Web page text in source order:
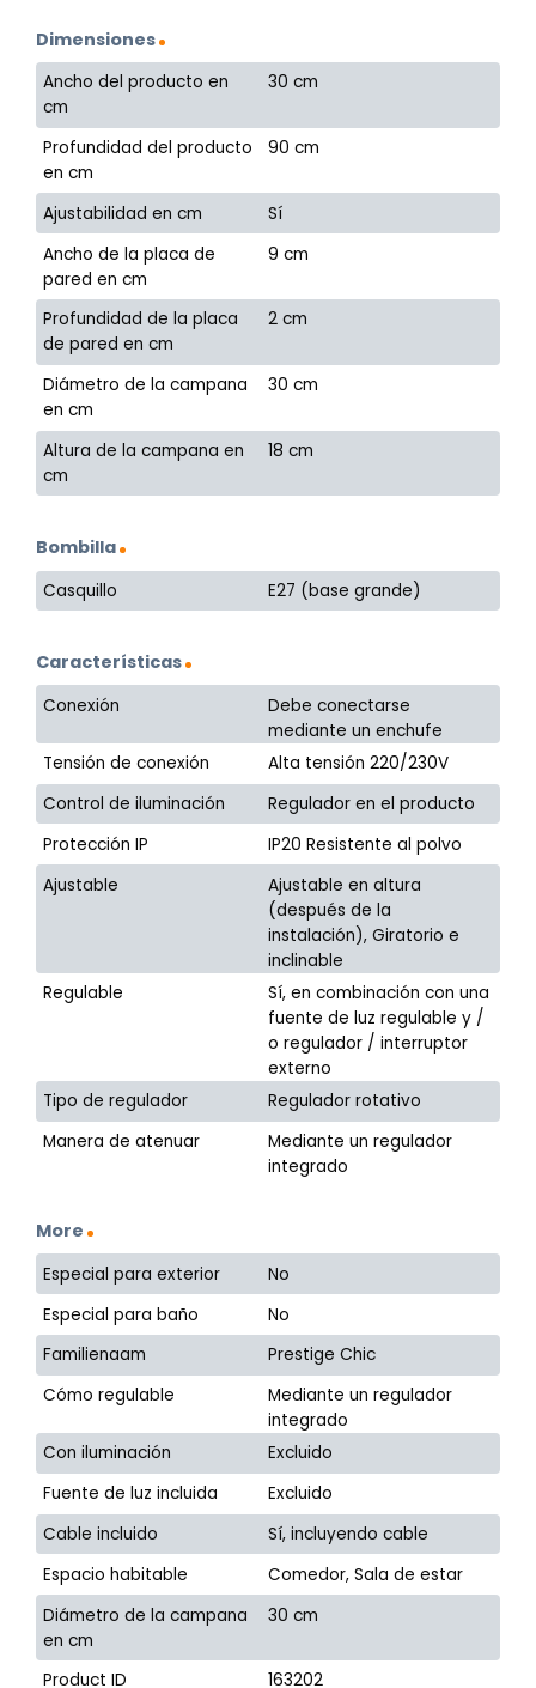
Dimensiones
Ancho del producto en
cm
30 cm
Profundidad del producto
en cm
90 cm
Ajustabilidad en cm
Sí
Ancho de la placa de
pared en cm
9 cm
Profundidad de la placa
de pared en cm
2 cm
Diámetro de la campana
en cm
30 cm
Altura de la campana en
cm
18 cm
Bombilla
Casquillo E27 (base grande)
Características
Conexión
Debe conectarse
mediante un enchufe
Tensión de conexión
Alta tensión 220/230V
Control de iluminación
Regulador en el producto
Protección IP
IP20 Resistente al polvo
Ajustable
Ajustable en altura
(después de la
instalación), Giratorio e
inclinable
Regulable
Sí, en combinación con una
fuente de luz regulable y /
o regulador / interruptor
externo
Tipo de regulador
Regulador rotativo
Manera de atenuar
Mediante un regulador
integrado
More
Especial para exterior
No
Especial para baño
No
Familienaam
Prestige Chic
Cómo regulable
Mediante un regulador
integrado
Con iluminación
Excluido
Fuente de luz incluida
Excluido
Cable incluido
Sí, incluyendo cable
Espacio habitable
Comedor, Sala de estar
Diámetro de la campana
en cm
30 cm
Product ID 163202